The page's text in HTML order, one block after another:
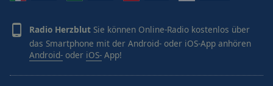
Radio Herzblut Sie können Online-Radio kostenlos über
das Smartphone mit der Android- oder iOS-App anhören
Android- oder iOS- App!